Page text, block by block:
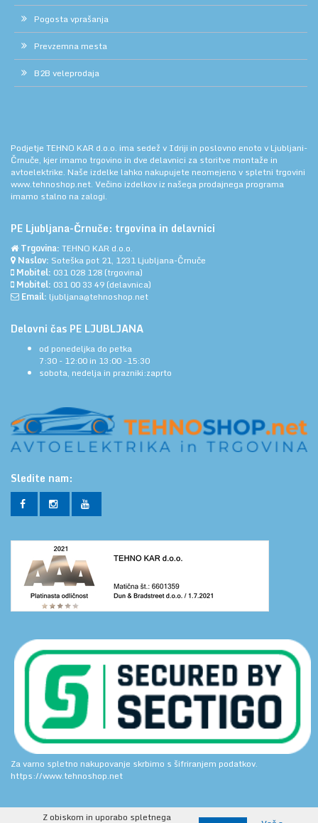
Pogosta vprašanja
Prevzemna mesta
B2B veleprodaja
Podjetje TEHNO KAR d.o.o. ima sedež v Idriji in poslovno enoto v Ljubljani-
Črnuče, kjer imamo trgovino in dve delavnici za storitve montaže in
avtoelektrike. Naše izdelke lahko nakupujete neomejeno v spletni trgovini
www.tehnoshop.net. Večino izdelkov iz našega prodajnega programa
imamo stalno na zalogi.
PE Ljubljana-Črnuče: trgovina in delavnici
Trgovina: TEHNO KAR d.o.o.
Naslov: Soteška pot 21, 1231 Ljubljana-Črnuče
Mobitel: 031 028 128 (trgovina)
Mobitel: 031 00 33 49 (delavnica)
Email: ljubljana@tehnoshop.net
Delovni čas PE LJUBLJANA
od ponedeljka do petka
7:30 - 12:00 in 13:00 -15:30
sobota, nedelja in prazniki:zaprto
Sledite nam:
Za varno spletno nakupovanje skrbimo s šifriranjem podatkov.
https://www.tehnoshop.net
Z obiskom in uporabo spletnega